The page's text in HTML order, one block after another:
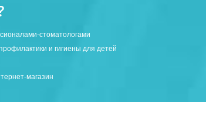
стоматологами
и гигиены для детей
магазин